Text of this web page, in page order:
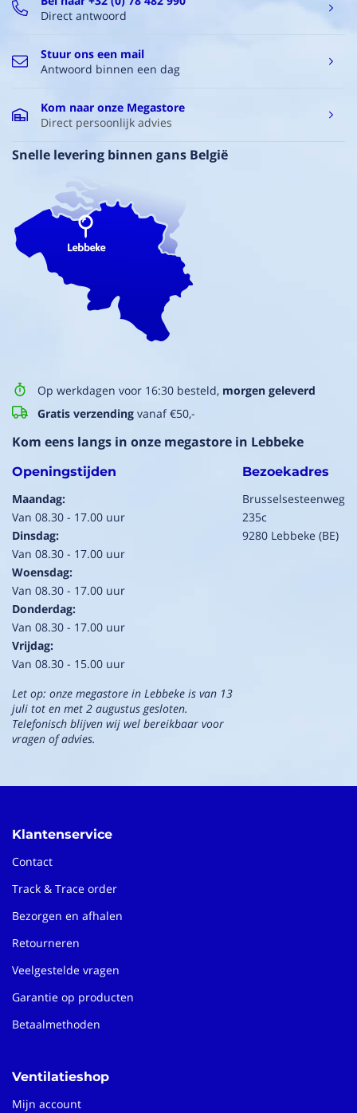
Direct antwoord
Stuur ons een mail
Antwoord binnen een dag
Kom naar onze Megastore
Direct persoonlijk advies
Snelle levering binnen gans België
Op werkdagen voor 16:30 besteld, morgen geleverd
Gratis verzending vanaf €50,-
Kom eens langs in onze megastore in Lebbeke
Openingstijden
Maandag:
Van 08.30 - 17.00 uur
Dinsdag:
Van 08.30 - 17.00 uur
Woensdag:
Van 08.30 - 17.00 uur
Donderdag:
Van 08.30 - 17.00 uur
Vrijdag:
Van 08.30 - 15.00 uur
Let op: onze megastore in Lebbeke is van 13
juli tot en met 2 augustus gesloten.
Telefonisch blijven wij wel bereikbaar voor
vragen of advies.
Bezoekadres
Brusselsesteenweg
235c
9280 Lebbeke (BE)
Klantenservice
Contact
Track & Trace order
Bezorgen en afhalen
Retourneren
Veelgestelde vragen
Garantie op producten
Betaalmethoden
Ventilatieshop
Mijn account